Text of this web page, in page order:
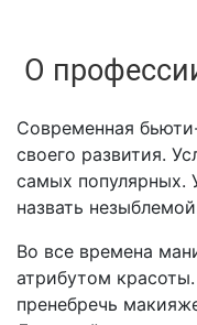
О
Современная
своего развития.
самых популярных.
назвать
Во все времена
атрибутом
пренебречь